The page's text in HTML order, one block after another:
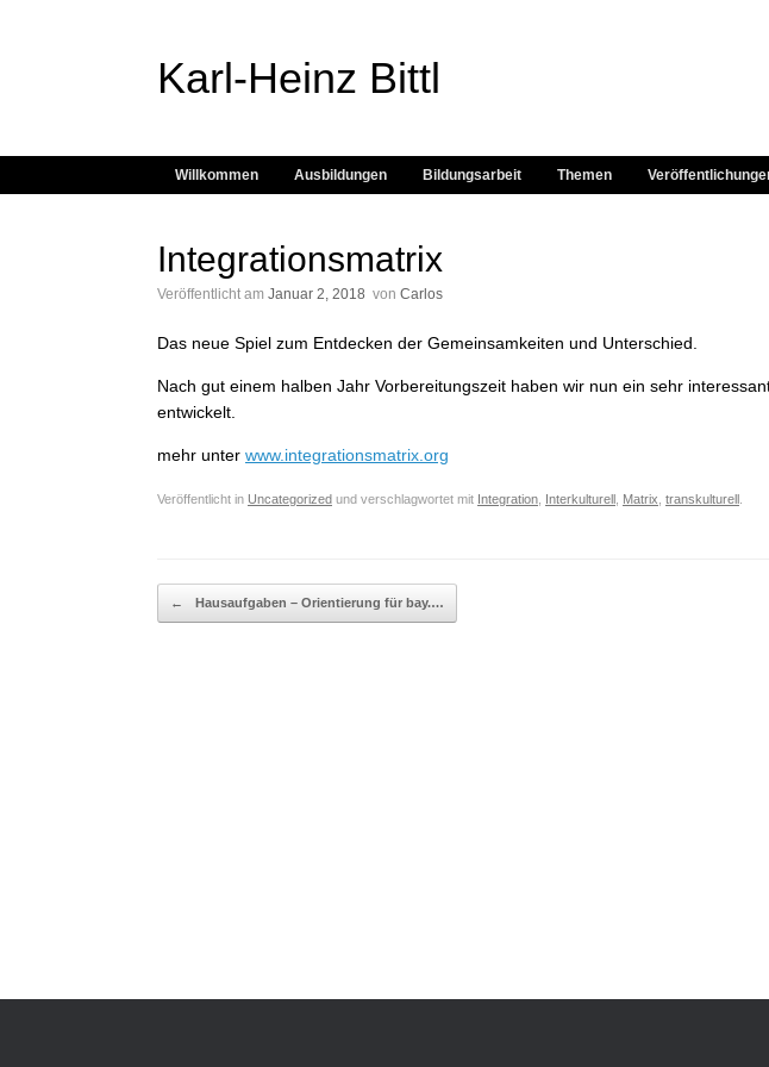
Karl-Heinz Bittl
Willkommen Ausbildungen Bildungsarbeit Themen
Integrationsmatrix
Veröffentlicht am Januar 2, 2018 von Carlos
Das neue Spiel zum Entdecken der Gemeinsamkeiten und Unterschied.
Nach gut einem halben Jahr Vorbereitungszeit haben wir nun ein sehr
entwickelt.
mehr unter www.integrationsmatrix.org
Veröffentlicht in Uncategorized und verschlagwortet mit Integration Interkulturell Matrix transkulturell
Beitragsnavigation
← Hausaufgaben – Orientierung für bay.…